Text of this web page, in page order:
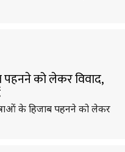
पहनने को लेकर विवाद,
के हिजाब पहनने को लेकर